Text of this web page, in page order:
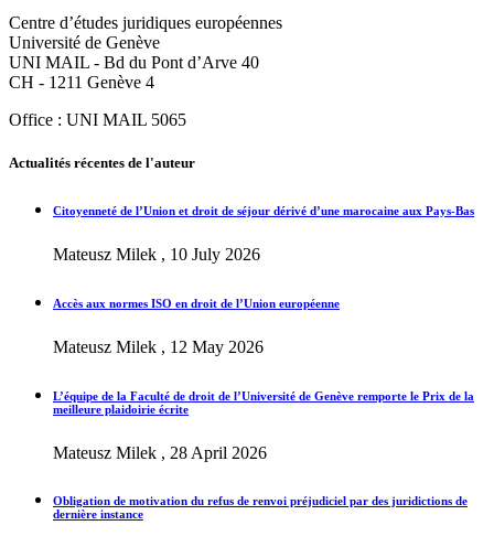
Centre d’études juridiques européennes
Université de Genève
UNI MAIL - Bd du Pont d’Arve 40
CH - 1211 Genève 4
Office : UNI MAIL 5065
Actualités récentes de l'auteur
Citoyenneté de l’Union et droit de séjour dérivé d’une marocaine aux Pays-Bas
Mateusz Milek , 10 July 2026
Accès aux normes ISO en droit de l’Union européenne
Mateusz Milek , 12 May 2026
L’équipe de la Faculté de droit de l’Université de Genève remporte le Prix de la
meilleure plaidoirie écrite
Mateusz Milek , 28 April 2026
Obligation de motivation du refus de renvoi préjudiciel par des juridictions de
dernière instance